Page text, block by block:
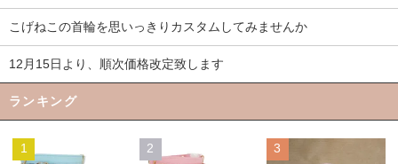
こげねこの首輪を思いっきりカスタムしてみませんか
12月15日より、順次価格改定致します
ランキング
1 2 3